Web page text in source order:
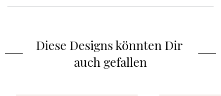
Diese Designs könnten Dir
auch gefallen